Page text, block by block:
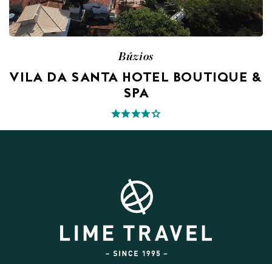
Búzios
VILA DA SANTA HOTEL BOUTIQUE &
SPA